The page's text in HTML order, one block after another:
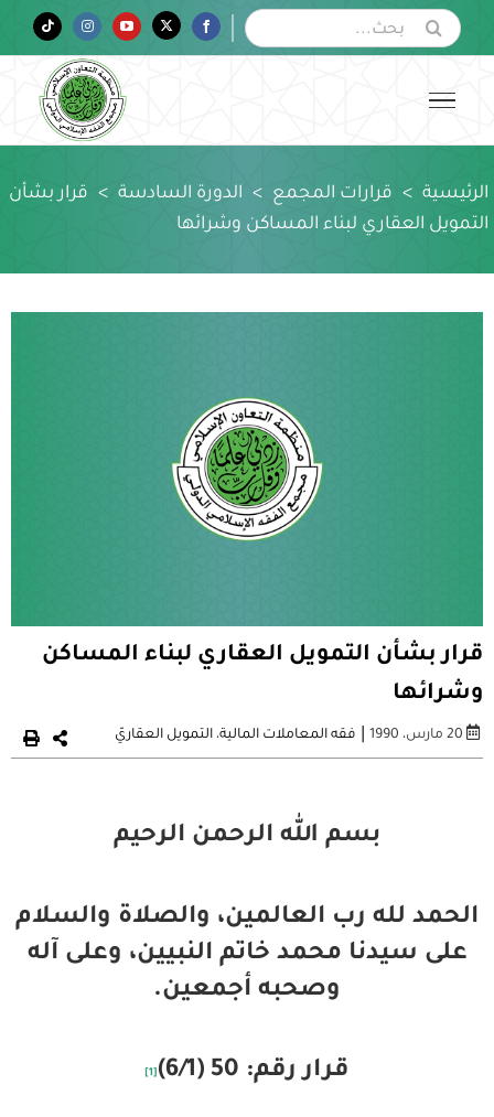
البحث
عن:
Facebook
Twitter
YouTube
Instagram
Tiktok
الرئيسية > قرارات المجمع > الدورة السادسة > قرار بشأن
التمويل العقاري لبناء المساكن وشرائها
قرار بشأن التمويل العقاري لبناء المساكن
وشرائها
20 مارس، 1990 | فقه المعاملات المالية، التمويل العقاريّ
بسم الله الرحمن الرحيم
الحمد لله رب العالمين، والصلاة والسلام
على سيدنا محمد خاتم النبيين، وعلى آله
وصحبه أجمعين.
قرار رقم: 50 (6/1) [1]